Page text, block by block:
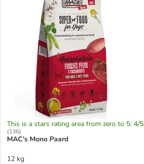
This is a stars rating area from zero to 5: 4/5
(136)
MAC's Mono Paard
12 kg